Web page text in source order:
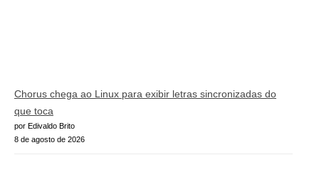
Chorus chega ao Linux para exibir letras sincronizadas do
que toca
por Edivaldo Brito
8 de agosto de 2026